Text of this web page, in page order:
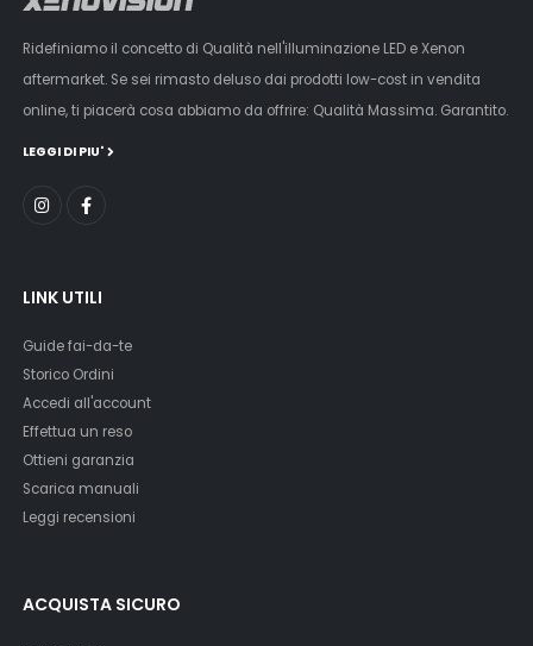
Ridefiniamo il concetto di Qualità nell'illuminazione LED e Xenon
aftermarket. Se sei rimasto deluso dai prodotti low-cost in vendita
online, ti piacerà cosa abbiamo da offrire: Qualità Massima. Garantito.
LEGGI DI PIU'
LINK UTILI
Guide fai-da-te
Storico Ordini
Accedi all'account
Effettua un reso
Ottieni garanzia
Scarica manuali
Leggi recensioni
ACQUISTA SICURO